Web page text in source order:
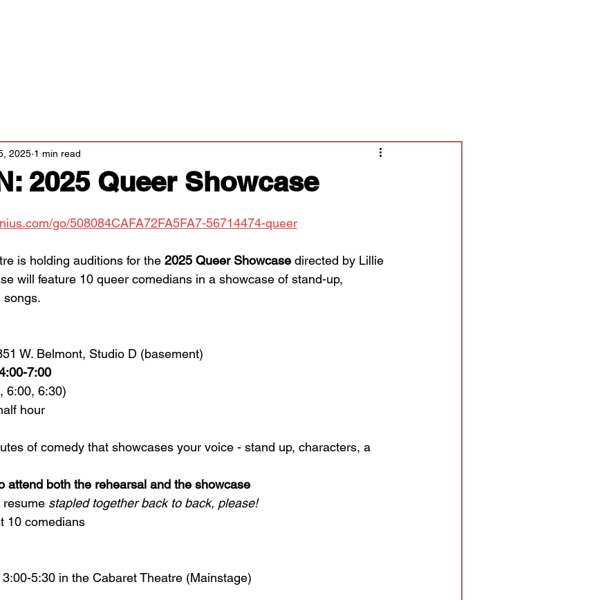
2025 Queer Showcase
2025 1 min read
go/508084CAFA72FA5FA7-56714474-queer
is holding auditions for the 2025 Queer Showcase directed by Lillie
will feature 10 queer comedians in a showcase of stand-up,
songs.
W. Belmont, Studio D (basement)
7:00
6:00, 6:30)
hour
of comedy that showcases your voice - stand up, characters, a
attend both the rehearsal and the showcase
resume stapled together back to back, please!
10 comedians
5:30 in the Cabaret Theatre (Mainstage)